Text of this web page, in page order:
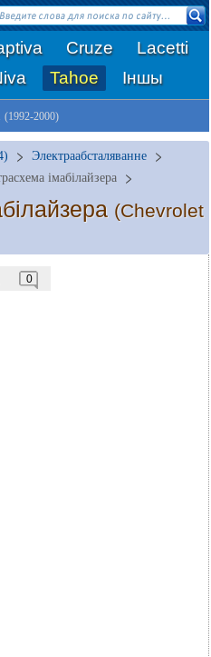
Cruze
Lacetti
Tahoe Іншы
(1992-2000)
Электраабсталяванне
імабілайзера
(Chevrolet
0